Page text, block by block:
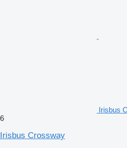
Irisbus
6
Irisbus Crossway